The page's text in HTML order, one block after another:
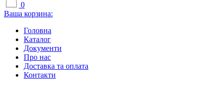
0
Ваша корзина:
Головна
Каталог
Документи
Про нас
Доставка та оплата
Контакти